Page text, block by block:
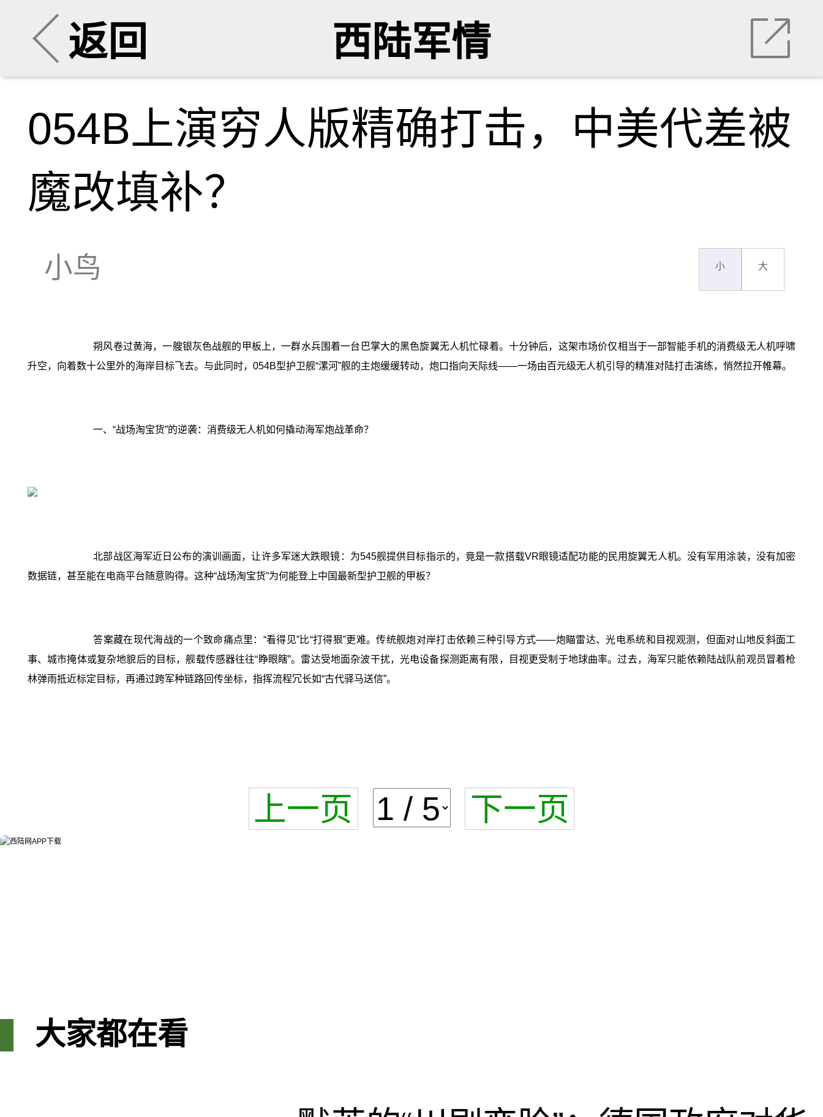
返回 西陆军情
054B上演穷人版精确打击，中美代差被
魔改填补？
小鸟 小 大
朔风卷过黄海，一艘银灰色战舰的甲板上，一群水兵围着一台巴掌大的黑色旋翼无人机忙碌着。十分钟后，这架市场价仅相当于一部智能手机的消费级无人机呼啸
升空，向着数十公里外的海岸目标飞去。与此同时，054B型护卫舰“漯河”舰的主炮缓缓转动，炮口指向天际线——一场由百元级无人机引导的精准对陆打击演练，悄然拉开帷幕。
一、“战场淘宝货”的逆袭：消费级无人机如何撬动海军炮战革命？
北部战区海军近日公布的演训画面，让许多军迷大跌眼镜：为545舰提供目标指示的，竟是一款搭载VR眼镜适配功能的民用旋翼无人机。没有军用涂装，没有加密
数据链，甚至能在电商平台随意购得。这种“战场淘宝货”为何能登上中国最新型护卫舰的甲板？
答案藏在现代海战的一个致命痛点里：“看得见”比“打得狠”更难。传统舰炮对岸打击依赖三种引导方式——炮瞄雷达、光电系统和目视观测，但面对山地反斜面工
事、城市掩体或复杂地貌后的目标，舰载传感器往往“睁眼瞎”。雷达受地面杂波干扰，光电设备探测距离有限，目视更受制于地球曲率。过去，海军只能依赖陆战队前观员冒着枪
林弹雨抵近标定目标，再通过跨军种链路回传坐标，指挥流程冗长如“古代驿马送信”。
上一页 下一页
大家都在看